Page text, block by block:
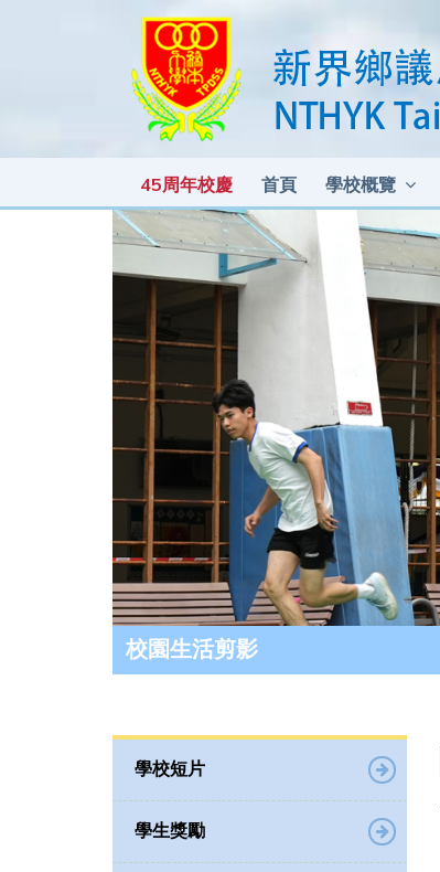
45周年校慶 首頁 學校概覽
校園生活剪影
學校短片
學生獎勵